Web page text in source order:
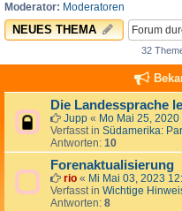
Moderator: Moderatoren
NEUES THEMA
32
Die Landessprache
Jupp « Mo Mai 25,
Verfasst in Südamerika:
Antworten: 10
Forenaktualisierung
rio « Mi Mai 03, 2023
Verfasst in Wichtige
Antworten: 8